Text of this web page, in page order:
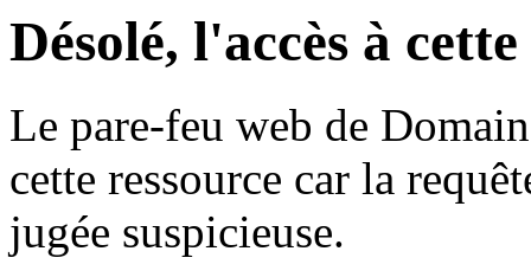
Désolé, l'accès à
Le pare-feu web de
cette ressource car la
jugée suspicieuse.